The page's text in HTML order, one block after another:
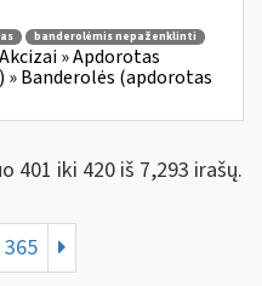
banderolėmis nepaženklinti
Akcizai » Apdorotas
» Banderolės (apdorotas
401 iki 420 iš 7,293 irašų.
365